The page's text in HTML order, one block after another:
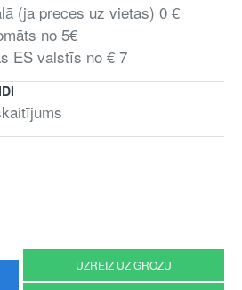
(ja preces uz vietas) 0 €
no 5€
ES valstīs no € 7
UZREIZ UZ GROZU